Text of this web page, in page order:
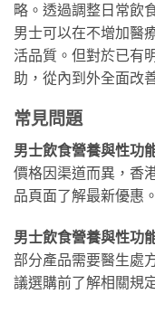
略。透過調整日常飲
男士可以在不增加醫
活品質。但對於已有
助，從內到外全面改
常見問題
男士飲食營養與性功
價格因渠道而異，香
品頁面了解最新優惠。
男士飲食營養與性功
部分產品需要醫生處
議選購前了解相關規